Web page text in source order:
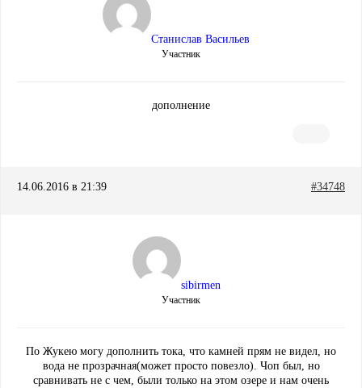
Станислав Васильев
Участник
дополнение
14.06.2016 в 21:39 #34748
sibirmen
Участник
По Жукею могу дополнить тока, что камней прям не видел, но
вода не прозрачная(может просто повезло). Чоп был, но
сравнивать не с чем, были только на этом озере и нам очень